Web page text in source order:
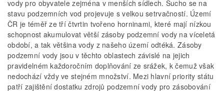
vody pro obyvatele zejména v menších sídlech. Sucho se na
stavu podzemních vod projevuje s velkou setrvačností. Území
ČR je téměř ze tří čtvrtin tvořeno horninami, které mají nízkou
schopnost akumulovat větší zásoby podzemní vody na víceletá
období, a tak většina vody z našeho území odtéká. Zásoby
podzemní vody jsou v těchto oblastech závislé na jejich
pravidelném každoročním doplňování ze srážek, k čemuž však
nedochází vždy ve stejném množství. Mezi hlavní priority státu
patří zajištění dostatku zdrojů podzemní vody pro zásobování